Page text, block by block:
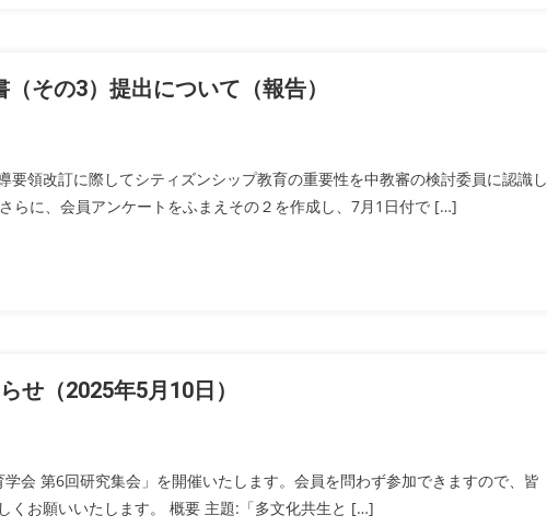
その3）提出について（報告）
要領改訂に際してシティズンシップ教育の重要性を中教審の検討委員に認識し
らに、会員アンケートをふまえその２を作成し、7月1日付で […]
せ（2025年5月10日）
会 第6回研究集会」を開催いたします。会員を問わず参加できますので、皆
くお願いいたします。 概要 主題:「多文化共生と […]